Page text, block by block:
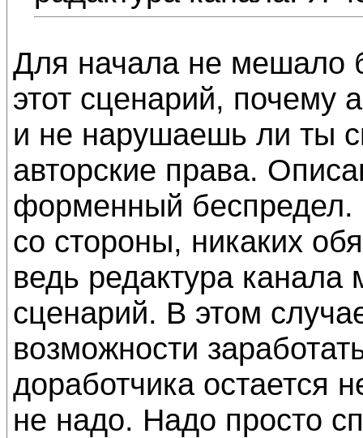
Для начала не мешало
этот сценарий, почему
и не нарушаешь ли ты
авторские права.
форменный беспредел.
со стороны, никаких
ведь редактура канала
сценарий. В этом
возможности
доработчика остается
не надо. Надо просто